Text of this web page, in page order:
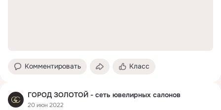
Комментировать Класс
ГОРОД ЗОЛОТОЙ - сеть ювелирных салонов
20 июн 2022